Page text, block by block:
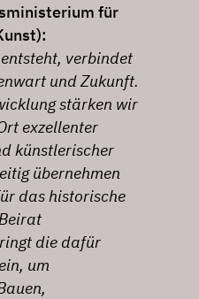
für
verbindet
und Zukunft.
stärken wir
exzellenter
künstlerischer
übernehmen
das historische
die dafür
um